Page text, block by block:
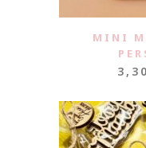
MINI